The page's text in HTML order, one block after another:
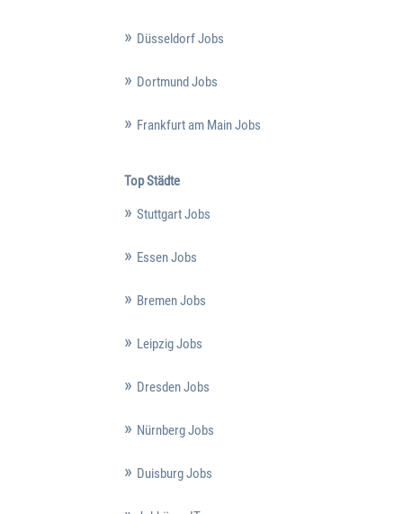
Düsseldorf Jobs
Dortmund Jobs
Frankfurt am Main Jobs
Top Städte
Stuttgart Jobs
Essen Jobs
Bremen Jobs
Leipzig Jobs
Dresden Jobs
Nürnberg Jobs
Duisburg Jobs